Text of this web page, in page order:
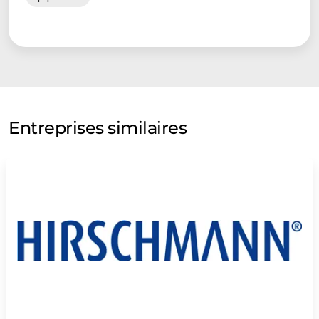
Entreprises similaires